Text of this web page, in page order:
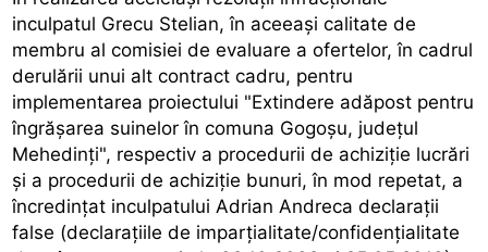
inculpatul Grecu Stelian, în aceeaşi calitate de
membru al comisiei de evaluare a ofertelor, în cadrul
derulării unui alt contract cadru, pentru
implementarea proiectului "Extindere adăpost pentru
îngrăşarea suinelor în comuna Gogoşu, judeţul
Mehedinţi", respectiv a procedurii de achiziţie lucrări
şi a procedurii de achiziţie bunuri, în mod repetat, a
încredinţat inculpatului Adrian Andreca declaraţii
false (declaraţiile de imparţialitate/confidenţialitate